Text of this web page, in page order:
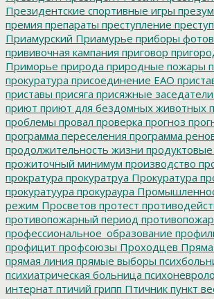
Президентские спортивные игры
премия препараты преступление
Приамурский Приамурье приборы
прививочная кампания приговор
Приморье природа природные пожары
прокуратура присоединение ЕАО
приставы присяга присяжные заседатели
приют приют для бездомных животных
проблемы провал проверка прогноз
программа переселения программа
продолжительность жизни продуктовые
прожиточный минимум производство
прократура прокуратруа Прокуратура
прокуратуура прокураура
режим Просветов протест
противопожарный период
профессиональное_образование
профицит профсоюзы Проходцев
прямая линия прямые выборы
психиатрическая больница
интернат птичий грипп Птичник пункт